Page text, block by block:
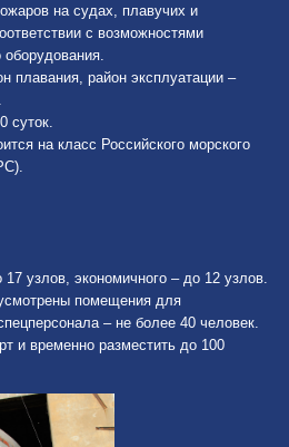
на судах, плавучих и
с возможностями
оборудования.
плавания, район эксплуатации –
суток.
на класс Российского морского
узлов, экономичного – до 12 узлов.
помещения для
– не более 40 человек.
и временно разместить до 100